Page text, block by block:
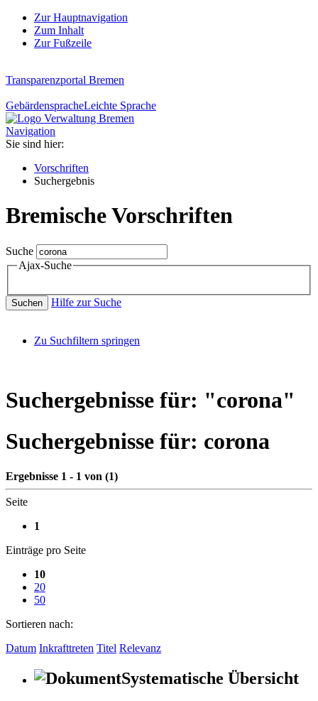
Zur Hauptnavigation
Zum Inhalt
Zur Fußzeile
Transparenzportal Bremen
GebärdenspracheLeichte Sprache
Navigation
Sie sind hier:
Vorschriften
Suchergebnis
Bremische Vorschriften
Suche
Ajax-Suche
Suchen Hilfe zur Suche
Zu Suchfiltern springen
Suchergebnisse für: "corona"
Suchergebnisse für: corona
Ergebnisse 1 - 1 von (1)
Seite
1
Einträge pro Seite
10
20
50
Sortieren nach:
Datum Inkrafttreten Titel Relevanz
Systematische Übersicht